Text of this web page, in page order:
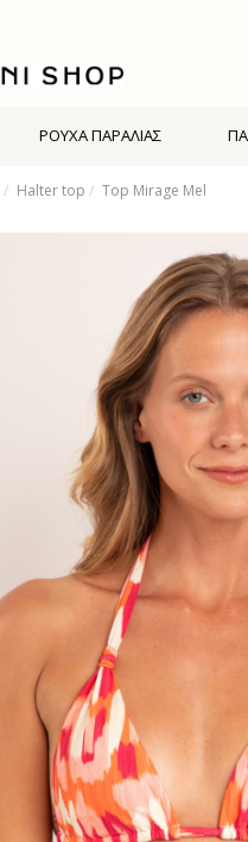
ΡΟΥΧΑ ΠΑΡΑΛΙΑΣ
Halter top Top Mirage Mel